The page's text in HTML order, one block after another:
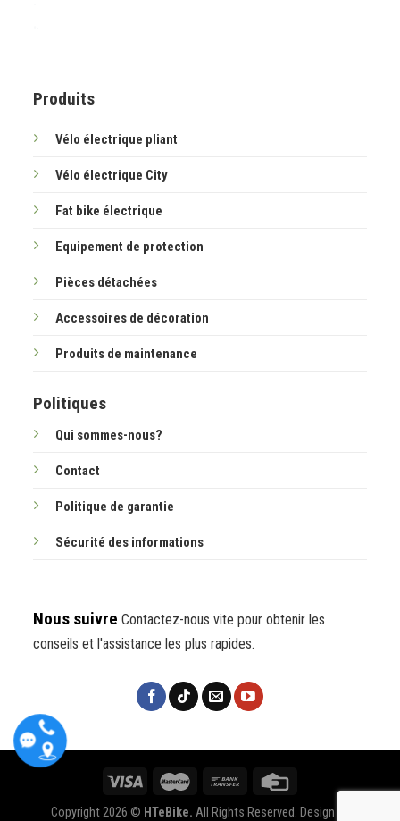
Produits
Vélo électrique pliant
Vélo électrique City
Fat bike électrique
Equipement de protection
Pièces détachées
Accessoires de décoration
Produits de maintenance
Politiques
Qui sommes-nous?
Contact
Politique de garantie
Sécurité des informations
Nous suivre Contactez-nous vite pour obtenir les
conseils et l'assistance les plus rapides.
Copyright 2026 © HTeBike. All Rights Reserved. Design by